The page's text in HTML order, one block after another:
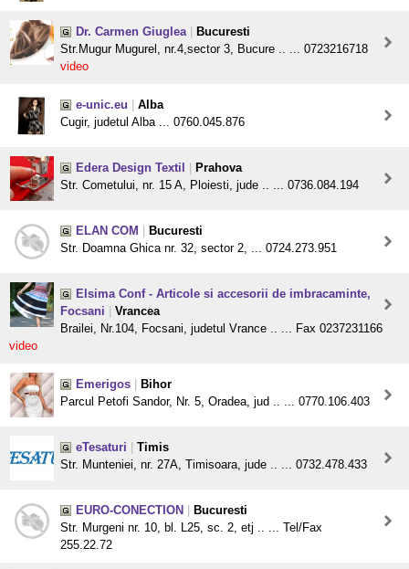
Dr. Carmen Giuglea
Bucuresti
Str.Mugur Mugurel, nr.4,sector 3, Bucure .. ... 0723216718
video
e-unic.eu
Alba
Cugir, judetul Alba ... 0760.045.876
Edera Design Textil
Prahova
Str. Cometului, nr. 15 A, Ploiesti, jude .. ... 0736.084.194
ELAN COM
Bucuresti
Str. Doamna Ghica nr. 32, sector 2, ... 0724.273.951
Elsima Conf - Articole si accesorii de imbracaminte,
Focsani
Vrancea
Brailei, Nr.104, Focsani, judetul Vrance .. ... Fax 0237231166
video
Emerigos
Bihor
Parcul Petofi Sandor, Nr. 5, Oradea, jud .. ... 0770.106.403
eTesaturi
Timis
Str. Munteniei, nr. 27A, Timisoara, jude .. ... 0732.478.433
EURO-CONECTION
Bucuresti
Str. Murgeni nr. 10, bl. L25, sc. 2, etj .. ... Tel/Fax
255.22.72